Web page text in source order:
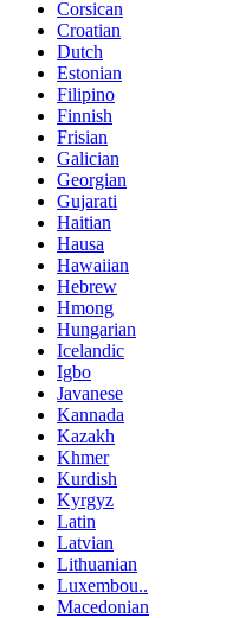
Corsican
Croatian
Dutch
Estonian
Filipino
Finnish
Frisian
Galician
Georgian
Gujarati
Haitian
Hausa
Hawaiian
Hebrew
Hmong
Hungarian
Icelandic
Igbo
Javanese
Kannada
Kazakh
Khmer
Kurdish
Kyrgyz
Latin
Latvian
Lithuanian
Luxembou..
Macedonian